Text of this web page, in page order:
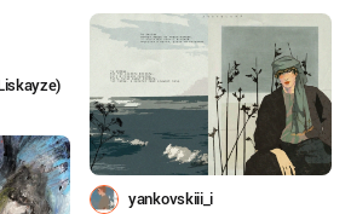
yankovskiii_i